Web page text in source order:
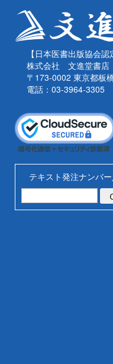
【日本医書出版協会
株式会社 文進堂書店
〒173-0002 東京都板
電話：03-3964-3305
テキスト発注ナンバ